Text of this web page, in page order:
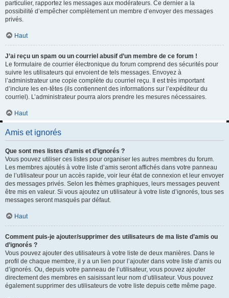
particulier, rapportez les messages aux modérateurs. Ce dernier a la
possibilité d’empêcher complètement un membre d’envoyer des messages
privés.
Haut
J’ai reçu un spam ou un courriel abusif d’un membre de ce forum !
Le formulaire de courrier électronique du forum comprend des sécurités pour
suivre les utilisateurs qui envoient de tels messages. Envoyez à
l’administrateur une copie complète du courriel reçu. Il est très important
d’inclure les en-têtes (ils contiennent des informations sur l’expéditeur du
courriel). L’administrateur pourra alors prendre les mesures nécessaires.
Haut
Amis et ignorés
Que sont mes listes d’amis et d’ignorés ?
Vous pouvez utiliser ces listes pour organiser les autres membres du forum.
Les membres ajoutés à votre liste d’amis seront affichés dans votre panneau
de l’utilisateur pour un accès rapide, voir leur état de connexion et leur envoyer
des messages privés. Selon les thèmes graphiques, leurs messages peuvent
être mis en valeur. Si vous ajoutez un utilisateur à votre liste d’ignorés, tous ses
messages seront masqués par défaut.
Haut
Comment puis-je ajouter/supprimer des utilisateurs de ma liste d’amis ou
d’ignorés ?
Vous pouvez ajouter des utilisateurs à votre liste de deux manières. Dans le
profil de chaque membre, il y a un lien pour l’ajouter dans votre liste d’amis ou
d’ignorés. Ou, depuis votre panneau de l’utilisateur, vous pouvez ajouter
directement des membres en saisissant leur nom d’utilisateur. Vous pouvez
également supprimer des utilisateurs de votre liste depuis cette même page.